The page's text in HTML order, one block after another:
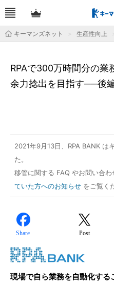
キーマンズネット 生産性向上
RPAで300万時間分の業
余力捻出を目指す──後
2021年9月13日、RPA BANK は
た。
移管に関する FAQ やお問い合わ
ていた方へのお知らせ をご覧く
Share Post
現場で自ら業務を自動化す